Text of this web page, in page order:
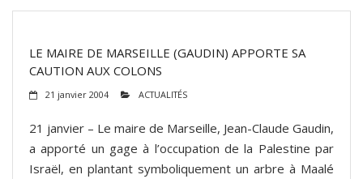
LE MAIRE DE MARSEILLE (GAUDIN) APPORTE SA
CAUTION AUX COLONS
21 janvier 2004 ACTUALITÉS
21 janvier – Le maire de Marseille, Jean-Claude Gaudin,
a apporté un gage à l’occupation de la Palestine par
Israël, en plantant symboliquement un arbre à Maalé